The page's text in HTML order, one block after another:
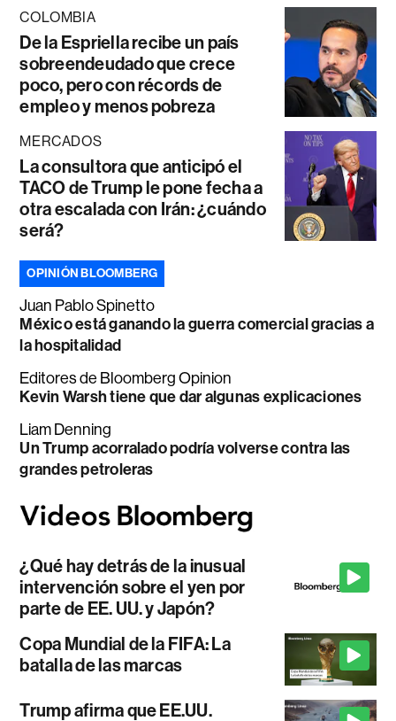
COLOMBIA
De la Espriella recibe un país
sobreendeudado que crece
poco, pero con récords de
empleo y menos pobreza
MERCADOS
La consultora que anticipó el
TACO de Trump le pone fecha a
otra escalada con Irán: ¿cuándo
será?
OPINIÓN BLOOMBERG
Juan Pablo Spinetto
México está ganando la guerra comercial gracias a
la hospitalidad
Editores de Bloomberg Opinion
Kevin Warsh tiene que dar algunas explicaciones
Liam Denning
Un Trump acorralado podría volverse contra las
grandes petroleras
¿Qué hay detrás de la inusual
intervención sobre el yen por
parte de EE. UU. y Japón?
Copa Mundial de la FIFA: La
batalla de las marcas
Trump afirma que EE.UU.